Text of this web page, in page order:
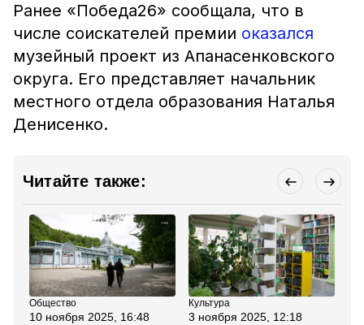
Ранее «Победа26» сообщала, что в
числе соискателей премии оказался
музейный проект из Апанасенковского
округа. Его представляет начальник
местного отдела образования Наталья
Денисенко.
Читайте также:
Общество
10 ноября 2025, 16:48
Культура
3 ноября 2025, 12:18